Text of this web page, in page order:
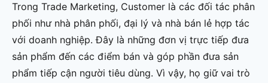
Trong Trade Marketing, Customer là các đối tác phân
phối như nhà phân phối, đại lý và nhà bán lẻ hợp tác
với doanh nghiệp. Đây là những đơn vị trực tiếp đưa
sản phẩm đến các điểm bán và góp phần đưa sản
phẩm tiếp cận người tiêu dùng. Vì vậy, họ giữ vai trò